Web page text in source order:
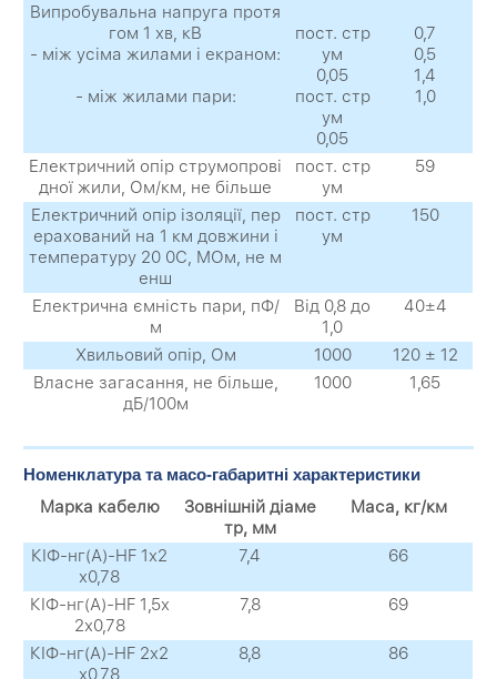
Випробувальна напруга протя
гом 1 хв, кВ
- між усіма жилами і екраном:
- між жилами пари:
пост. стр
ум
0,05
пост. стр
ум
0,05
0,7
0,5
1,4
1,0
Електричний опір струмопрові
дної жили, Ом/км, не більше
пост. стр
ум
59
Електричний опір ізоляції, пер
ерахований на 1 км довжини і
температуру 20 0С, МОм, не м
енш
пост. стр
ум
150
Електрична ємність пари, пФ/
м
Від 0,8 до
1,0
40±4
Хвильовий опір, Ом 1000
120 ± 12
Власне загасання, не більше,
дБ/100м
1000 1,65
Номенклатура та масо-габаритні характеристики
Марка кабелю
Зовнішній діаме
тр, мм
Маса, кг/км
КІФ-нг(А)-HF 1х2
х0,78
7,4 66
КІФ-нг(А)-HF 1,5х
2х0,78
7,8 69
КІФ-нг(А)-HF 2х2
х0,78
8,8 86